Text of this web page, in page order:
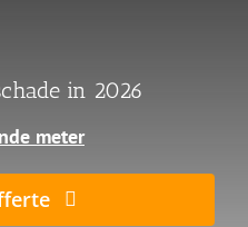
in 2026
meter